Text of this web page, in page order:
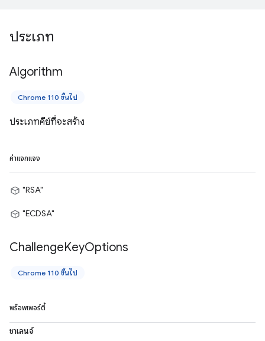
ประเภท
Algorithm
Chrome 110 ขึ้นไป
ประเภทคีย์ที่จะสร้าง
ค่าแจกแจง
"RSA"
"ECDSA"
ChallengeKeyOptions
Chrome 110 ขึ้นไป
พร็อพเพอร์ตี้
ชาเลนจ์